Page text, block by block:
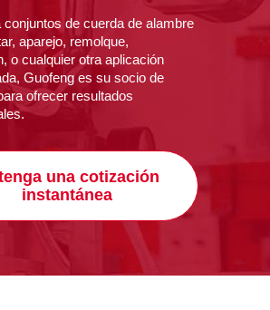
conjuntos de cuerda de alambre
aparejo, remolque,
o cualquier otra aplicación
Guofeng es su socio de
ofrecer resultados
una cotización
instantánea